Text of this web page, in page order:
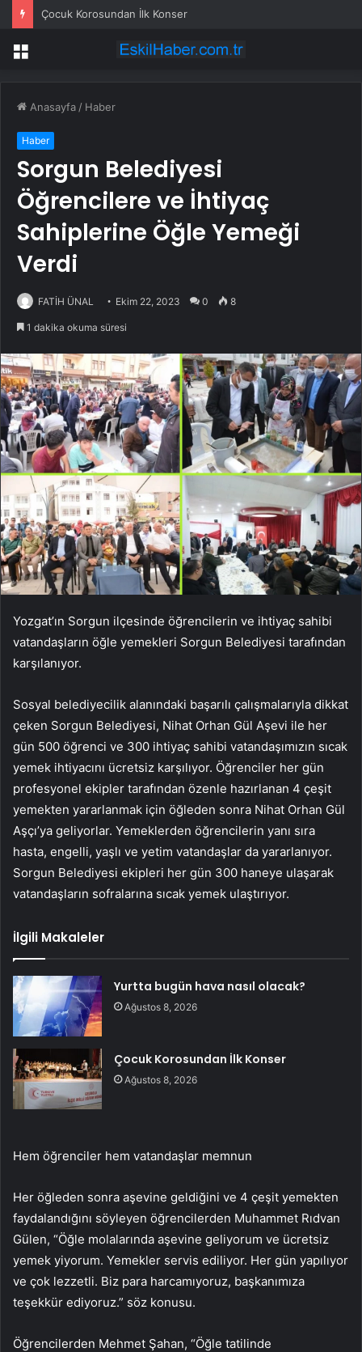
Çocuk Korosundan İlk Konser
Menü
Anasayfa / Haber
Haber
Sorgun Belediyesi
Öğrencilere ve İhtiyaç
Sahiplerine Öğle Yemeği
Verdi
FATİH ÜNAL Ekim 22, 2023 0 8
1 dakika okuma süresi
Yozgat’ın Sorgun ilçesinde öğrencilerin ve ihtiyaç sahibi
vatandaşların öğle yemekleri Sorgun Belediyesi tarafından
karşılanıyor.
Sosyal belediyecilik alanındaki başarılı çalışmalarıyla dikkat
çeken Sorgun Belediyesi, Nihat Orhan Gül Aşevi ile her
gün 500 öğrenci ve 300 ihtiyaç sahibi vatandaşımızın sıcak
yemek ihtiyacını ücretsiz karşılıyor. Öğrenciler her gün
profesyonel ekipler tarafından özenle hazırlanan 4 çeşit
yemekten yararlanmak için öğleden sonra Nihat Orhan Gül
Aşçı’ya geliyorlar. Yemeklerden öğrencilerin yanı sıra
hasta, engelli, yaşlı ve yetim vatandaşlar da yararlanıyor.
Sorgun Belediyesi ekipleri her gün 300 haneye ulaşarak
vatandaşların sofralarına sıcak yemek ulaştırıyor.
İlgili Makaleler
Yurtta bugün hava nasıl olacak?
Ağustos 8, 2026
Çocuk Korosundan İlk Konser
Ağustos 8, 2026
Hem öğrenciler hem vatandaşlar memnun
Her öğleden sonra aşevine geldiğini ve 4 çeşit yemekten
faydalandığını söyleyen öğrencilerden Muhammet Rıdvan
Gülen, “Öğle molalarında aşevine geliyorum ve ücretsiz
yemek yiyorum. Yemekler servis ediliyor. Her gün yapılıyor
ve çok lezzetli. Biz para harcamıyoruz, başkanımıza
teşekkür ediyoruz.” söz konusu.
Öğrencilerden Mehmet Şahan, “Öğle tatilinde